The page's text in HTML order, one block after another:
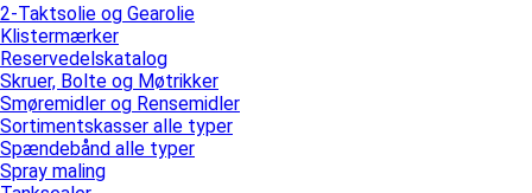
2-Taktsolie og Gearolie
Klistermærker
Reservedelskatalog
Skruer, Bolte og Møtrikker
Smøremidler og Rensemidler
Sortimentskasser alle typer
Spændebånd alle typer
Spray maling